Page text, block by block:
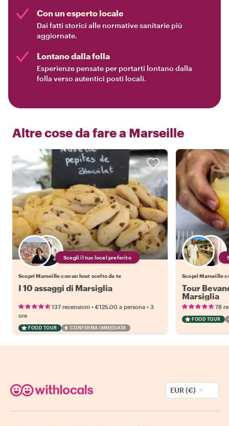
Con un esperto locale
Dai fatti storici alle normative sanitarie più
aggiornate.
Lontano dalla folla
Esperienze pensate per portarti lontano dalla
folla verso autentici posti locali.
Altre cose da fare a Marseille
Scegli il tuo local preferito
Scopri Marseille con un host scelto da te
I 10 assaggi di Marsiglia
137 recensioni • €125.00 a persona • 3
ore
FOOD TOUR CONFERMA IMMEDIATA
Scopri Marseille
Tour
Marsiglia
78
FOOD TOUR
EUR (€)